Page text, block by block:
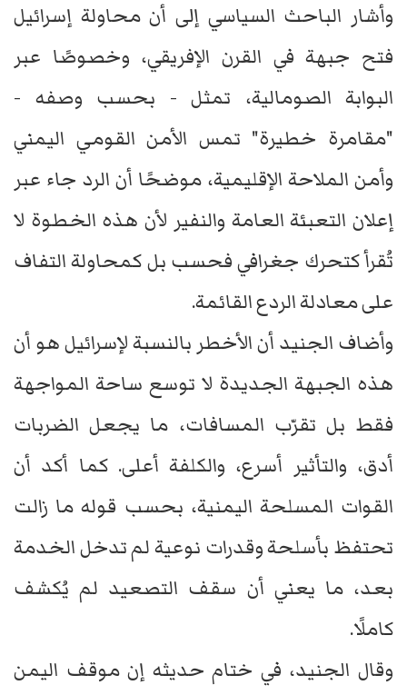
وأشار الباحث السياسي إلى أن محاولة إسرائيل
فتح جبهة في القرن الإفريقي، وخصوصًا عبر
البوابة الصومالية، تمثل - بحسب وصفه -
"مقامرة خطيرة" تمس الأمن القومي اليمني
وأمن الملاحة الإقليمية، موضحًا أن الرد جاء عبر
إعلان التعبئة العامة والنفير لأن هذه الخطوة لا
تُقرأ كتحرك جغرافي فحسب بل كمحاولة التفاف
على معادلة الردع القائمة.
وأضاف الجنيد أن الأخطر بالنسبة لإسرائيل هو أن
هذه الجبهة الجديدة لا توسع ساحة المواجهة
فقط بل تقرّب المسافات، ما يجعل الضربات
أدق، والتأثير أسرع، والكلفة أعلى. كما أكد أن
القوات المسلحة اليمنية، بحسب قوله ما زالت
تحتفظ بأسلحة وقدرات نوعية لم تدخل الخدمة
بعد، ما يعني أن سقف التصعيد لم يُكشف
كاملًا.
وقال الجنيد، في ختام حديثه إن موقف اليمن